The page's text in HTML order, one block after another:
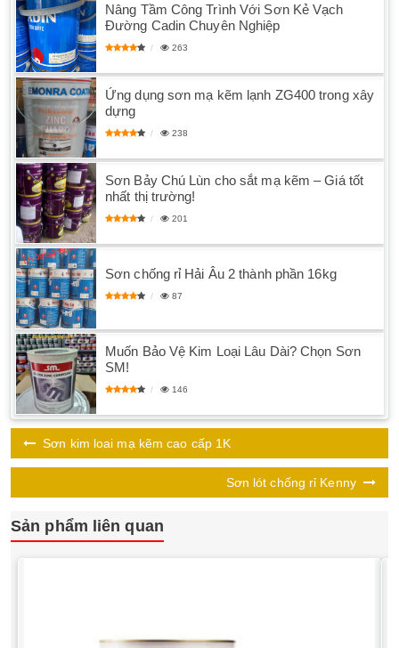
Nâng Tầm Công Trình Với Sơn Kẻ Vạch
Đường Cadin Chuyên Nghiệp
263
Ứng dụng sơn mạ kẽm lạnh ZG400 trong xây
dựng
238
Sơn Bảy Chú Lùn cho sắt mạ kẽm – Giá tốt
nhất thị trường!
201
Sơn chống rỉ Hải Âu 2 thành phần 16kg
87
Muốn Bảo Vệ Kim Loại Lâu Dài? Chọn Sơn
SM!
146
Sơn kim loai mạ kẽm cao cấp 1K
Sơn lót chống rỉ Kenny
Sản phẩm liên quan